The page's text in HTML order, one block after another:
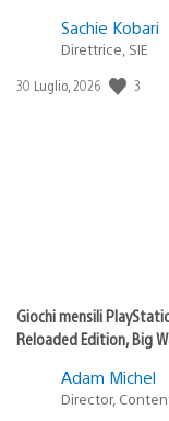
Sachie Kobari
Direttrice, SIE
Data
30 Luglio, 2026 3
Giochi mensili
Reloaded Edition, Big
Adam Michel
Director,